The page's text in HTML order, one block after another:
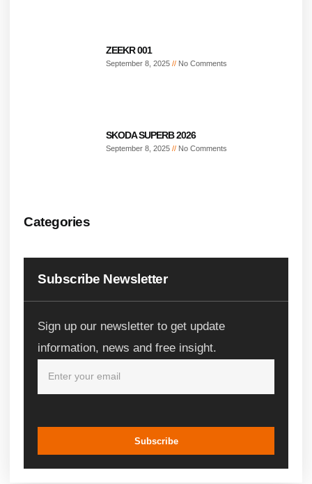
ZEEKR 001
September 8, 2025 No Comments
SKODA SUPERB 2026
September 8, 2025 No Comments
Categories
Subscribe Newsletter
Sign up our newsletter to get update
information, news and free insight.
Subscribe